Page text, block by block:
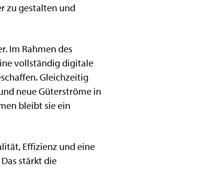
zu gestalten und
Im Rahmen des
vollständig digitale
Gleichzeitig
neue Güterströme in
bleibt sie ein
Effizienz und eine
stärkt die